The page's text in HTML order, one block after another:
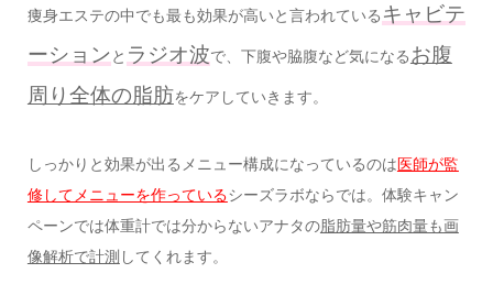
痩身エステの中でも最も効果が高いと言われている キャビテ
ーションと ラジオ波で、下腹や脇腹など気になる お腹
周り全体の脂肪をケアしていきます。
しっかりと効果が出るメニュー構成になっているのは医師が監
修してメニューを作っているシーズラボならでは。体験キャン
ペーンでは体重計では分からないアナタの脂肪量や筋肉量も画
像解析で計測 してくれます。